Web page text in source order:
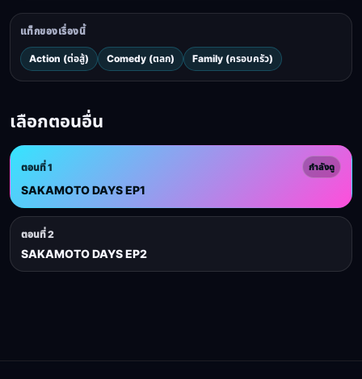
แท็กของเรื่องนี้
Action (ต่อสู้) Comedy (ตลก) Family (ครอบครัว)
เลือกตอนอื่น
ตอนที่ 1 กำลังดู
SAKAMOTO DAYS EP1
ตอนที่ 2
SAKAMOTO DAYS EP2